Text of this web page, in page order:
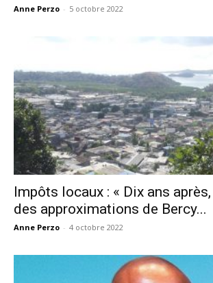
Anne Perzo - 5 octobre 2022
Impôts locaux : « Dix ans
des approximations de Bercy...
Anne Perzo - 4 octobre 2022